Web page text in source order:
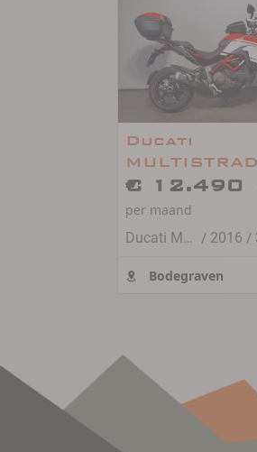
Ducati
1200 S
PEAK
€ 12.490
per maand
Ducati Multistrada 1200 / 2016 /
Bodegraven